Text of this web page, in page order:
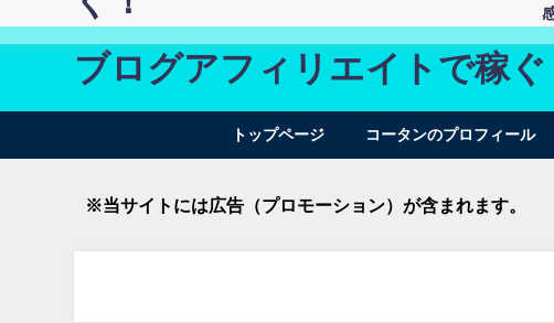
ブログアフィリエイトで稼ぐ
トップページ コータンのプロフィール
※当サイトには広告（プロモーション）が含まれます。